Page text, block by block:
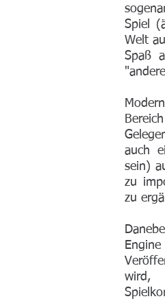
Spiel
Welt
Spaß
auch
sein)
zu
zu
wird,